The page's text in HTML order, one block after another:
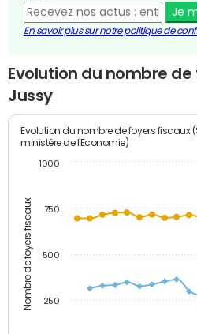
Je
En savoir plus sur notre politique de
Evolution du nombre
Jussy
Nombre de foyers fiscaux
Evolution du nombre de foyers fiscaux
ministère de l'Economie)
250
500
750
1000